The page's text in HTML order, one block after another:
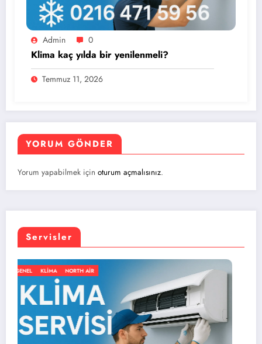
Admin 0
Klima kaç yılda bir yenilenmeli?
Temmuz 11, 2026
YORUM GÖNDER
Yorum yapabilmek için oturum açmalısınız.
Servisler
GENEL